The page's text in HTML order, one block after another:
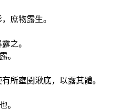
庶物露生。
之。
。
所壅閼湫底，以露其體。
。